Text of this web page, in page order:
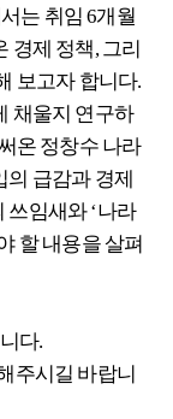
는 취임 6개월
경제 정책, 그리
보고자 합니다.
채울지 연구하
온 정창수 나라
의 급감과 경제
쓰임새와 ‘나라
할 내용을 살펴
다.
주시길 바랍니